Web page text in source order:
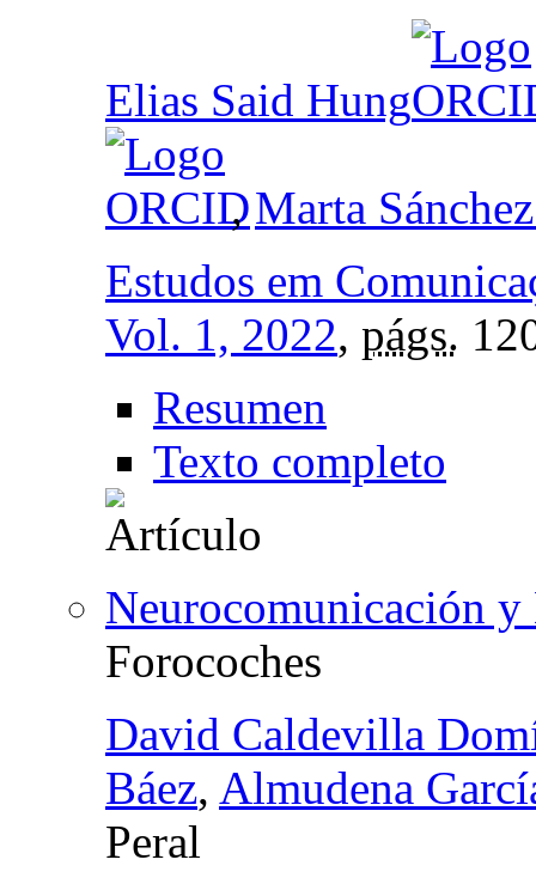
Elias Said Hung
,Marta
Estudos em
Vol. 1, 2022, págs.
Resumen
Texto completo
Neurocomunicación y
Forocoches
David Caldevilla
Báez, Almudena
Peral